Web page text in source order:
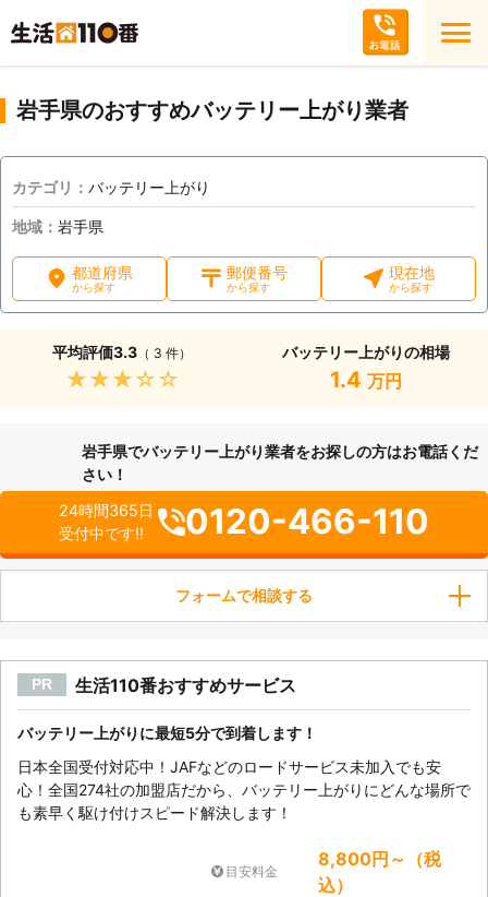
岩手県のおすすめバッテリー上がり業者
カテゴリ： バッテリー上がり
地域： 岩手県
都道府県
から探す
郵便番号
から探す
現在地
から探す
平均評価3.3 （ 3 件）
★★★★★
バッテリー上がりの相場
1.4 万円
岩手県でバッテリー上がり業者をお探しの方はお電話くだ
さい！
24時間365日
受付中です!!
0120-466-110
フォームで相談する
PR 生活110番おすすめサービス
バッテリー上がりに最短5分で到着します！
日本全国受付対応中！JAFなどのロードサービス未加入でも安
心！全国274社の加盟店だから、バッテリー上がりにどんな場所で
も素早く駆け付けスピード解決します！
目安料金
8,800円～（税
込）